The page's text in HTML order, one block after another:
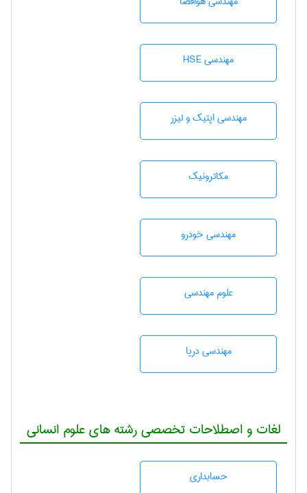
مهندسی HSE
مهندسی اپتیک و لیزر
مکاترونیک
مهندسی خودرو
علوم مهندسی
مهندسی دریا
لغات و اصطلاحات تخصصی رشته های علوم انسانی
حسابداری